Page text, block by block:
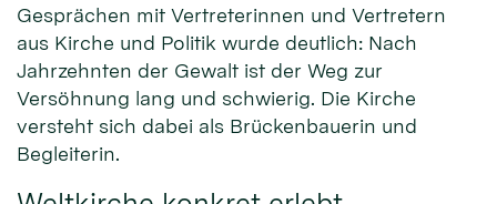
Gesprächen mit Vertreterinnen und Vertretern
aus Kirche und Politik wurde deutlich: Nach
Jahrzehnten der Gewalt ist der Weg zur
Versöhnung lang und schwierig. Die Kirche
versteht sich dabei als Brückenbauerin und
Begleiterin.